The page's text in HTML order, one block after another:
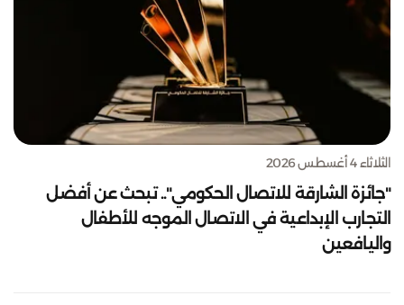
الثلاثاء 4 أغسطس 2026
"جائزة الشارقة للاتصال الحكومي".. تبحث عن أفضل
التجارب الإبداعية في الاتصال الموجه للأطفال
واليافعين